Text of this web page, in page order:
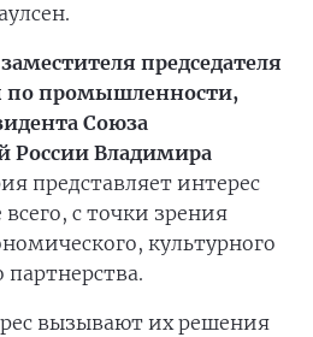
председателя
по промышленности,
Союза
России Владимира
представляет интерес
с точки зрения
культурного
партнерства.
вызывают их решения